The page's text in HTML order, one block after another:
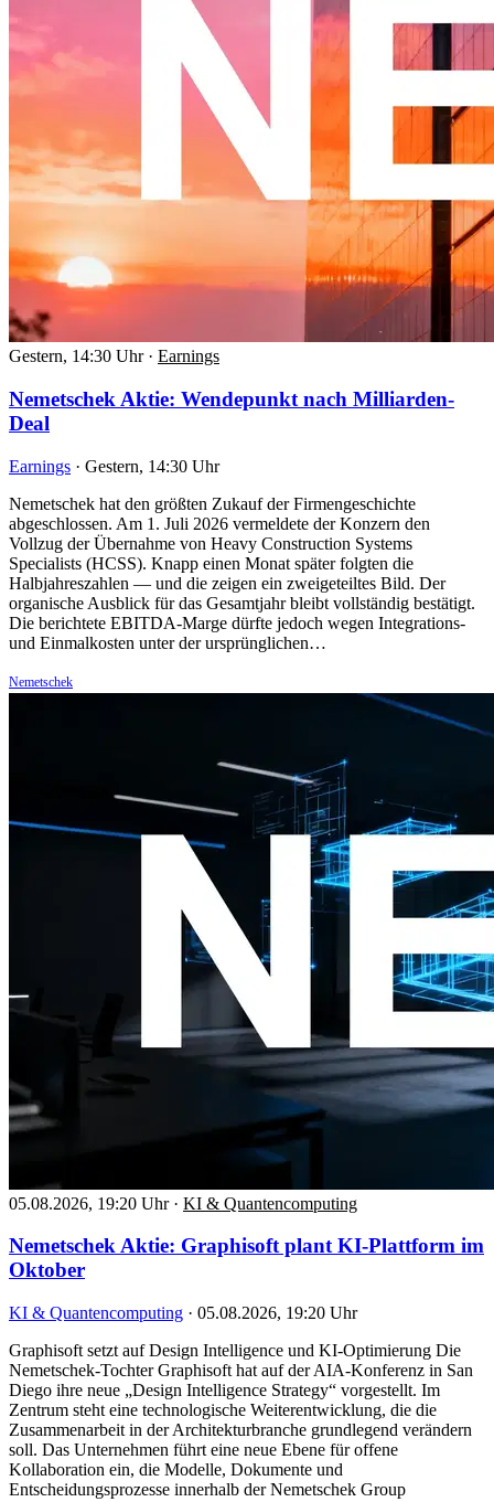
Gestern, 14:30 Uhr · Earnings
Nemetschek Aktie: Wendepunkt nach Milliarden-
Deal
Earnings · Gestern, 14:30 Uhr
Nemetschek hat den größten Zukauf der Firmengeschichte
abgeschlossen. Am 1. Juli 2026 vermeldete der Konzern den
Vollzug der Übernahme von Heavy Construction Systems
Specialists (HCSS). Knapp einen Monat später folgten die
Halbjahreszahlen — und die zeigen ein zweigeteiltes Bild. Der
organische Ausblick für das Gesamtjahr bleibt vollständig bestätigt.
Die berichtete EBITDA-Marge dürfte jedoch wegen Integrations-
und Einmalkosten unter der ursprünglichen…
Nemetschek
05.08.2026, 19:20 Uhr · KI & Quantencomputing
Nemetschek Aktie: Graphisoft plant KI-Plattform im
Oktober
KI & Quantencomputing · 05.08.2026, 19:20 Uhr
Graphisoft setzt auf Design Intelligence und KI-Optimierung Die
Nemetschek-Tochter Graphisoft hat auf der AIA-Konferenz in San
Diego ihre neue „Design Intelligence Strategy“ vorgestellt. Im
Zentrum steht eine technologische Weiterentwicklung, die die
Zusammenarbeit in der Architekturbranche grundlegend verändern
soll. Das Unternehmen führt eine neue Ebene für offene
Kollaboration ein, die Modelle, Dokumente und
Entscheidungsprozesse innerhalb der Nemetschek Group